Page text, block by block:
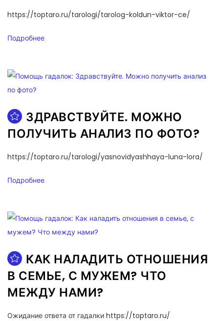
https://toptaro.ru/tarologi/tarolog-koldun-viktor-ce/
Подробнее
ЗДРАВСТВУЙТЕ. МОЖНО
ПОЛУЧИТЬ АНАЛИЗ ПО ФОТО?
https://toptaro.ru/tarologi/yasnovidyashhaya-luna-lora/
Подробнее
КАК НАЛАДИТЬ ОТНОШЕНИЯ
В СЕМЬЕ, С МУЖЕМ? ЧТО
МЕЖДУ НАМИ?
Ожидание ответа от гадалки https://toptaro.ru/